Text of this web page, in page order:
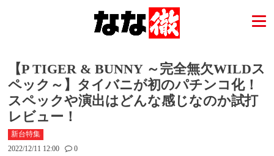
【P TIGER & BUNNY ～完全無欠WILDス
ペック～】タイバニが初のパチンコ化！
スペックや演出はどんな感じなのか試打
レビュー！
新台特集
2022/12/11 12:00
0